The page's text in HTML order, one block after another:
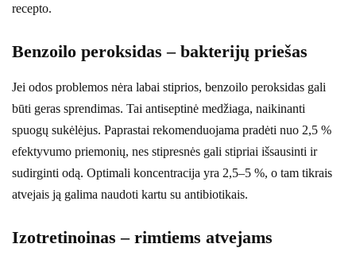
recepto.
Benzoilo peroksidas – bakterijų priešas
Jei odos problemos nėra labai stiprios, benzoilo peroksidas gali
būti geras sprendimas. Tai antiseptinė medžiaga, naikinanti
spuogų sukėlėjus. Paprastai rekomenduojama pradėti nuo 2,5 %
efektyvumo priemonių, nes stipresnės gali stipriai išsausinti ir
sudirginti odą. Optimali koncentracija yra 2,5–5 %, o tam tikrais
atvejais ją galima naudoti kartu su antibiotikais.
Izotretinoinas – rimtiems atvejams